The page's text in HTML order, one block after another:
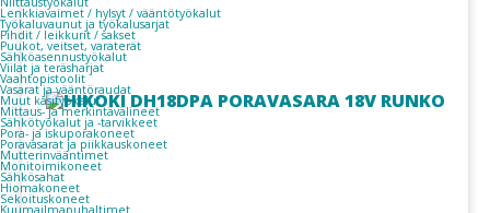
Lenkkiavaimet / hylsyt / vääntötyökalut
Työkaluvaunut ja työkalusarjat
Pihdit / leikkurit / sakset
Puukot, veitset, varaterät
Sähköasennustyökalut
Viilat ja teräsharjat
Vaahtopistoolit
Vasarat ja vääntöraudat
Muut käsityökalut
Mittaus- ja merkintävälineet
Sähkötyökalut ja -tarvikkeet
Pora- ja iskuporakoneet
Poravasarat ja piikkauskoneet
Mutterinvääntimet
Monitoimikoneet
Sähkösahat
Hiomakoneet
Sekoituskoneet
Kuumailmapuhaltimet